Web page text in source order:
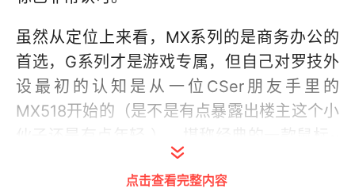
虽然从定位上来看，MX系列的是商务办公的
首选，G系列才是游戏专属，但自己对罗技外
设最初的认知是从一位CSer朋友手里的
MX518开始的（是不是有点暴露出楼主这个小
罗技G系列鼠标更新换代以后，外观的变化是
最大的。从G500s到G502都有使用，一直到
点击查看完整内容